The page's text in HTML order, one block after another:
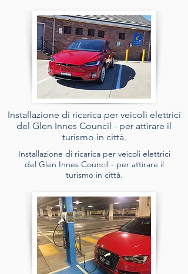
Installazione di ricarica per veicoli elettrici
del Glen Innes Council - per attirare il
turismo in città.
Installazione di ricarica per veicoli elettrici
del Glen Innes Council - per attirare il
turismo in città.